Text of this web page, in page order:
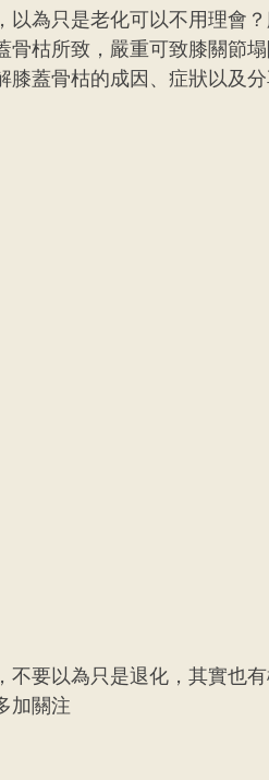
以為只是老化可以不用理會
骨枯所致，嚴重可致膝關節
蓋骨枯的成因、症狀以及分
不要以為只是退化，其實也
加關注